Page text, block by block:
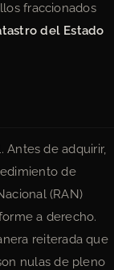
fraccionados
del Estado
Antes de adquirir,
de
(RAN)
a derecho.
reiterada que
nulas de pleno